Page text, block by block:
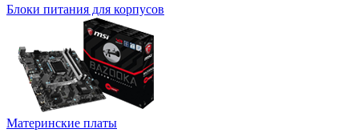
Блоки питания для корпусов
Материнские платы